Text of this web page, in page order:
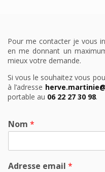
Pour me contacter je vous
en me donnant un
mieux votre demande.
Si vous le souhaitez vous
à l’adresse
portable au 06 22 27 30 98.
Nom *
Adresse email *